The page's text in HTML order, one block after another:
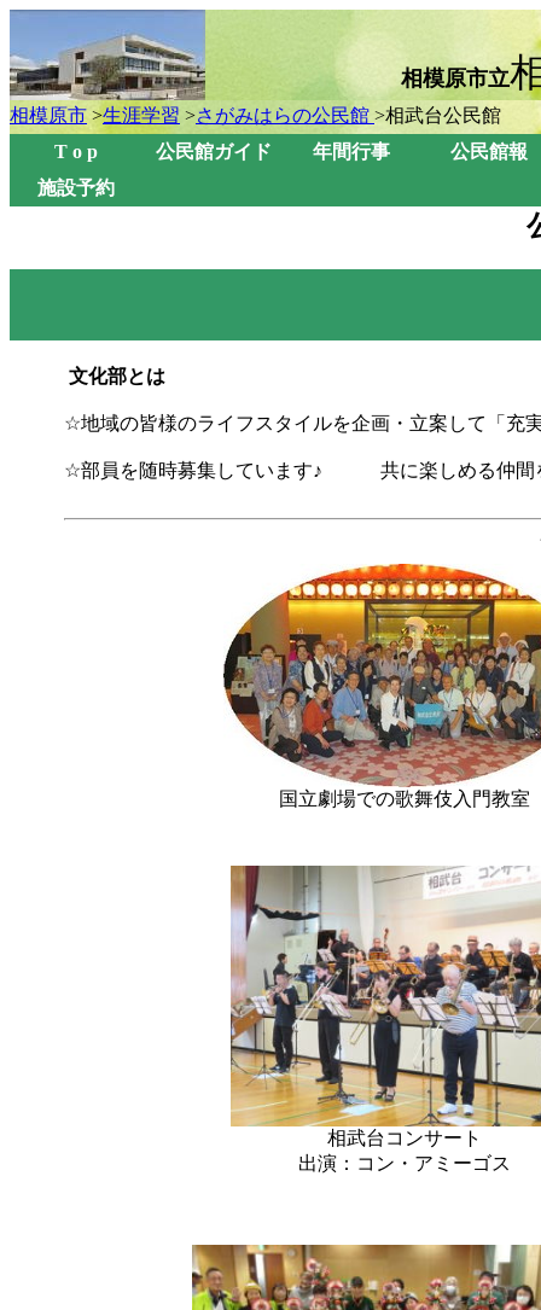
相模原市立
相模原市 >生涯学習 >さがみはらの公民館 >相武台公民館
T o p
公民館ガイド 年間行事
公民館報
施設予約
文化部とは
☆地域の皆様のライフスタイルを企画・立案して「充
☆部員を随時募集しています♪ 共に楽しめる仲
国立劇場での歌舞伎入門教室
相武台コンサート
出演：コン・アミーゴス